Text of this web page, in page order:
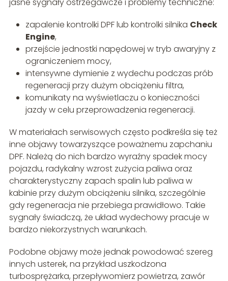
jasne sygnały ostrzegawcze i problemy techniczne:
zapalenie kontrolki DPF lub kontrolki silnika Check
Engine,
przejście jednostki napędowej w tryb awaryjny z
ograniczeniem mocy,
intensywne dymienie z wydechu podczas prób
regeneracji przy dużym obciążeniu filtra,
komunikaty na wyświetlaczu o konieczności
jazdy w celu przeprowadzenia regeneracji.
W materiałach serwisowych często podkreśla się też
inne objawy towarzyszące poważnemu zapchaniu
DPF. Należą do nich bardzo wyraźny spadek mocy
pojazdu, radykalny wzrost zużycia paliwa oraz
charakterystyczny zapach spalin lub paliwa w
kabinie przy dużym obciążeniu silnika, szczególnie
gdy regeneracja nie przebiega prawidłowo. Takie
sygnały świadczą, że układ wydechowy pracuje w
bardzo niekorzystnych warunkach.
Podobne objawy może jednak powodować szereg
innych usterek, na przykład uszkodzona
turbosprężarka, przepływomierz powietrza, zawór